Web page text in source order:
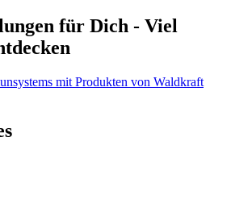
für Dich - Viel